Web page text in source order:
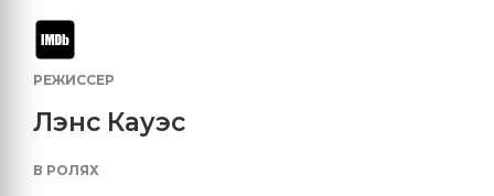
РЕЖИССЕР
Лэнс Кауэс
В РОЛЯХ